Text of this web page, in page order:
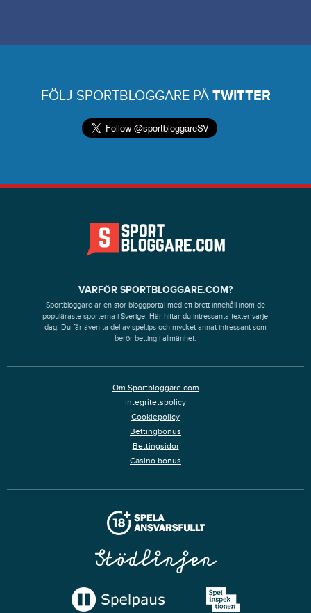
FÖLJ SPORTBLOGGARE PÅ TWITTER
VARFÖR SPORTBLOGGARE.COM?
Sportbloggare är en stor bloggportal med ett brett innehåll inom de
populäraste sporterna i Sverige. Här hittar du intressanta texter varje
dag. Du får även ta del av speltips och mycket annat intressant som
berör betting i allmänhet.
Om Sportbloggare.com
Integritetspolicy
Cookiepolicy
Bettingbonus
Bettingsidor
Casino bonus